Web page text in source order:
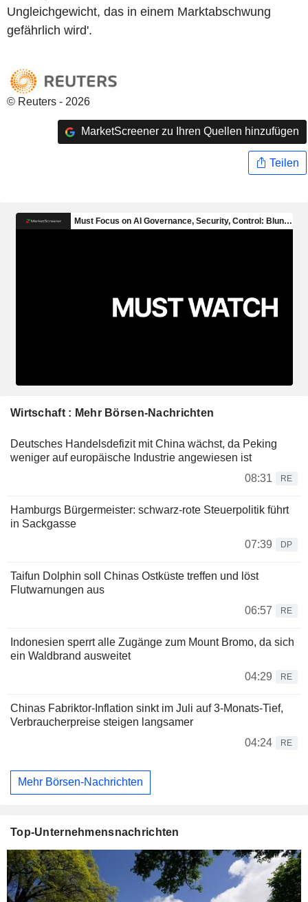
Ungleichgewicht, das in einem Marktabschwung
gefährlich wird'.
© Reuters - 2026
MarketScreener zu Ihren Quellen hinzufügen
Teilen
Wirtschaft : Mehr Börsen-Nachrichten
Deutsches Handelsdefizit mit China wächst, da Peking
weniger auf europäische Industrie angewiesen ist
08:31
RE
Hamburgs Bürgermeister: schwarz-rote Steuerpolitik führt
in Sackgasse
07:39
DP
Taifun Dolphin soll Chinas Ostküste treffen und löst
Flutwarnungen aus
06:57
RE
Indonesien sperrt alle Zugänge zum Mount Bromo, da sich
ein Waldbrand ausweitet
04:29
RE
Chinas Fabriktor-Inflation sinkt im Juli auf 3-Monats-Tief,
Verbraucherpreise steigen langsamer
04:24
RE
Mehr Börsen-Nachrichten
Top-Unternehmensnachrichten